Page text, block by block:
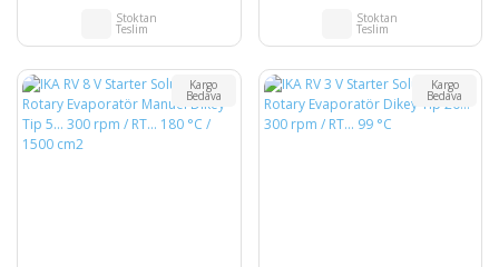
Stoktan
Teslim
Stoktan
Teslim
Kargo
Bedava
Kargo
Bedava